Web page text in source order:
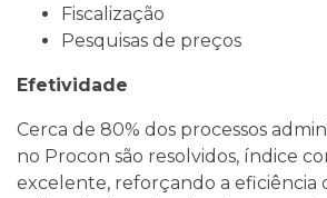
Fiscalização
Pesquisas de preços
Efetividade
Cerca de 80% dos processos
no Procon são resolvidos, índice
excelente, reforçando a eficiência